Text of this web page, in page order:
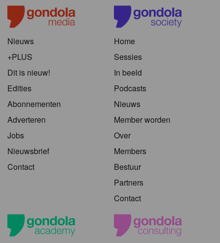
Nieuws
+PLUS
Dit is nieuw!
Edities
Abonnementen
Adverteren
Jobs
Nieuwsbrief
Contact
Home
Sessies
In beeld
Podcasts
Nieuws
Member worden
Over
Members
Bestuur
Partners
Contact